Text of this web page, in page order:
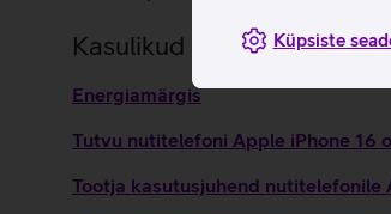
Küpsiste
Kasulikud lingid
Energiamärgis
Tutvu nutitelefoni Apple iPhone 16
Tootja kasutusjuhend nutitelefonile